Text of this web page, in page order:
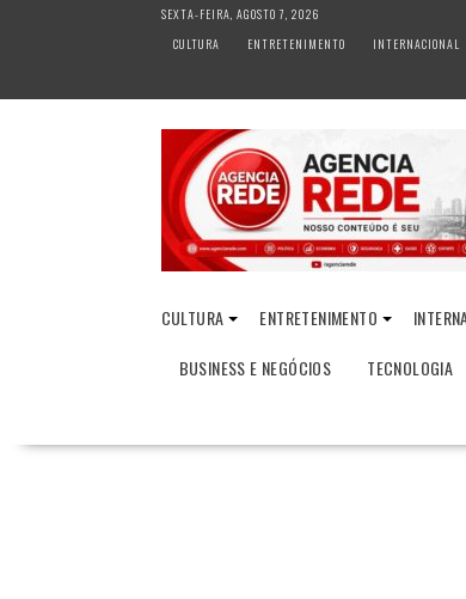
SEXTA-FEIRA, AGOSTO 7, 2026
CULTURA
ENTRETENIMENTO INTERNACIONAL
CULTURA ENTRETENIMENTO
BUSINESS E NEGÓCIOS
TECNOLOGIA